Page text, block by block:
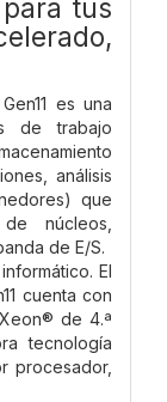
tus
es una
de trabajo
análisis
que
núcleos,
de E/S.
El
cuenta con
de 4.ª
tecnología
procesador,